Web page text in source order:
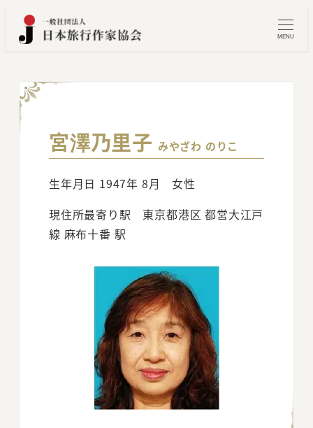
MENU
宮澤乃里子 みやざわ のりこ
生年月日 1947年 8月 女性
現住所最寄り駅 東京都港区 都営大江戸
線 麻布十番 駅